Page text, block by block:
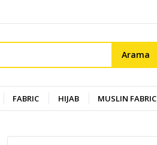
Arama
FABRIC HIJAB MUSLIN FABRIC